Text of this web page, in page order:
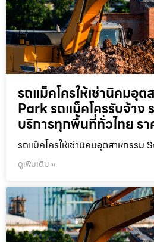
รถแม็คโครให้เช่านิคมอุ
Park รถแม็คโครรับจ้าง
บริการทุกพื้นที่ทั่วไทย ร
รถแม็คโครให้เช่านิคมอุตสาหกรรม
ดูเพิ่มเติม »